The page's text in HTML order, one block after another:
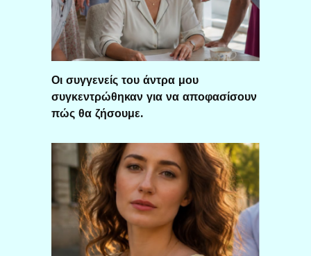
Οι συγγενείς του άντρα μου
συγκεντρώθηκαν για να αποφασίσουν
πώς θα ζήσουμε.